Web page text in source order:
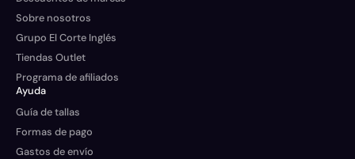
Sobre nosotros
Grupo El Corte Inglés
Tiendas Outlet
Programa de afiliados
Ayuda
Guía de tallas
Formas de pago
Gastos de envío